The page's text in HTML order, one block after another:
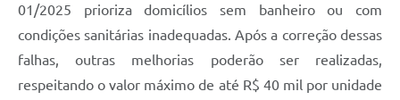
01/2025 prioriza domicílios sem banheiro ou com
condições sanitárias inadequadas. Após a correção dessas
falhas, outras melhorias poderão ser realizadas,
respeitando o valor máximo de até R$ 40 mil por unidade